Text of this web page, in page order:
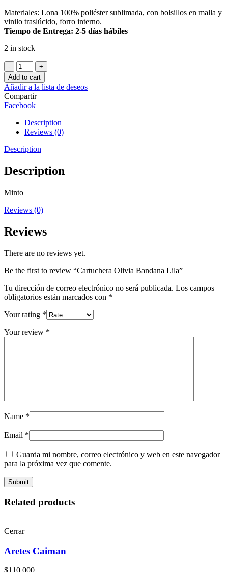
Materiales: Lona 100% poliéster sublimada, con bolsillos en malla y
vinilo traslúcido, forro interno.
Tiempo de Entrega: 2-5 días hábiles
2 in stock
Cartuchera
Olivia
Bandana
Lila
quantity
Add to cart
Añadir a la lista de deseos
Compartir
Facebook
Description
Reviews (0)
Description
Description
Minto
Reviews (0)
Reviews
There are no reviews yet.
Be the first to review “Cartuchera Olivia Bandana Lila”
Tu dirección de correo electrónico no será publicada. Los campos
obligatorios están marcados con *
Your rating *
Your review *
Name *
Email *
Guarda mi nombre, correo electrónico y web en este navegador
para la próxima vez que comente.
Related products
Cerrar
Aretes Caiman